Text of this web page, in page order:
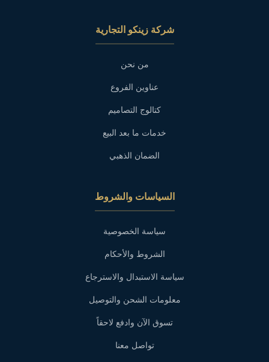
شركة زينكو التجارية
من نحن
عناوين الفروع
كتالوج التصاميم
خدمات ما بعد البيع
الضمان الذهبي
السياسات والشروط
سياسة الخصوصية
الشروط والأحكام
سياسة الاستبدال والاسترجاع
معلومات الشحن والتوصيل
تسوق الآن وادفع لاحقاً
تواصل معنا